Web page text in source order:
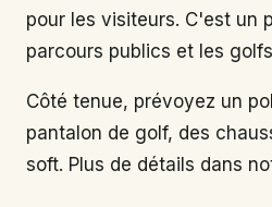
pour les visiteurs. C'est un
parcours publics et les
Côté tenue, prévoyez un
pantalon de golf, des
soft. Plus de détails dans